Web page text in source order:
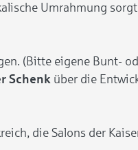
Umrahmung
(Bitte eigene Bunt-
Schenk über die
die Salons der